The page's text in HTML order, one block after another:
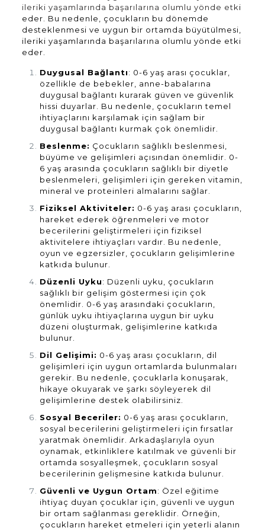
ileriki yaşamlarında başarılarına olumlu yönde etki
eder. Bu nedenle, çocukların bu dönemde
desteklenmesi ve uygun bir ortamda büyütülmesi,
ileriki yaşamlarında başarılarına olumlu yönde etki
eder.
Duygusal Bağlantı: 0-6 yaş arası çocuklar,
özellikle de bebekler, anne-babalarına
duygusal bağlantı kurarak güven ve güvenlik
hissi duyarlar. Bu nedenle, çocukların temel
ihtiyaçlarını karşılamak için sağlam bir
duygusal bağlantı kurmak çok önemlidir.
Beslenme: Çocukların sağlıklı beslenmesi,
büyüme ve gelişimleri açısından önemlidir. 0-
6 yaş arasında çocukların sağlıklı bir diyetle
beslenmeleri, gelişimleri için gereken vitamin,
mineral ve proteinleri almalarını sağlar.
Fiziksel Aktiviteler: 0-6 yaş arası çocukların,
hareket ederek öğrenmeleri ve motor
becerilerini geliştirmeleri için fiziksel
aktivitelere ihtiyaçları vardır. Bu nedenle,
oyun ve egzersizler, çocukların gelişimlerine
katkıda bulunur.
Düzenli Uyku: Düzenli uyku, çocukların
sağlıklı bir gelişim göstermesi için çok
önemlidir. 0-6 yaş arasındaki çocukların,
günlük uyku ihtiyaçlarına uygun bir uyku
düzeni oluşturmak, gelişimlerine katkıda
bulunur.
Dil Gelişimi: 0-6 yaş arası çocukların, dil
gelişimleri için uygun ortamlarda bulunmaları
gerekir. Bu nedenle, çocuklarla konuşarak,
hikaye okuyarak ve şarkı söyleyerek dil
gelişimlerine destek olabilirsiniz.
Sosyal Beceriler: 0-6 yaş arası çocukların,
sosyal becerilerini geliştirmeleri için fırsatlar
yaratmak önemlidir. Arkadaşlarıyla oyun
oynamak, etkinliklere katılmak ve güvenli bir
ortamda sosyalleşmek, çocukların sosyal
becerilerinin gelişmesine katkıda bulunur.
Güvenli ve Uygun Ortam: Özel eğitime
ihtiyaç duyan çocuklar için, güvenli ve uygun
bir ortam sağlanması gereklidir. Örneğin,
çocukların hareket etmeleri için yeterli alanın